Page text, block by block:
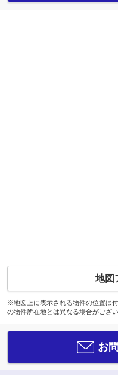
地図
※地図上に表示される物件の位置は
の物件所在地とは異なる場合がござい
お